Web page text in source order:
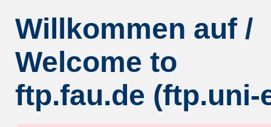
Willkommen auf /
Welcome to
ftp.fau.de (ftp.uni-